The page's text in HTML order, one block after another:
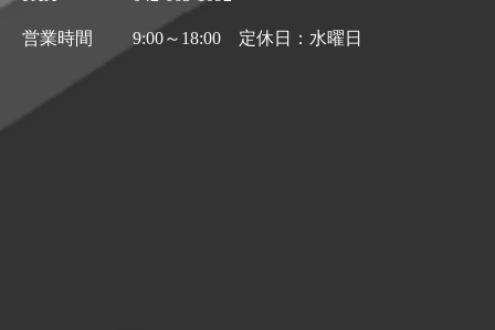
営業時間 9:00～18:00 定休日：水曜日